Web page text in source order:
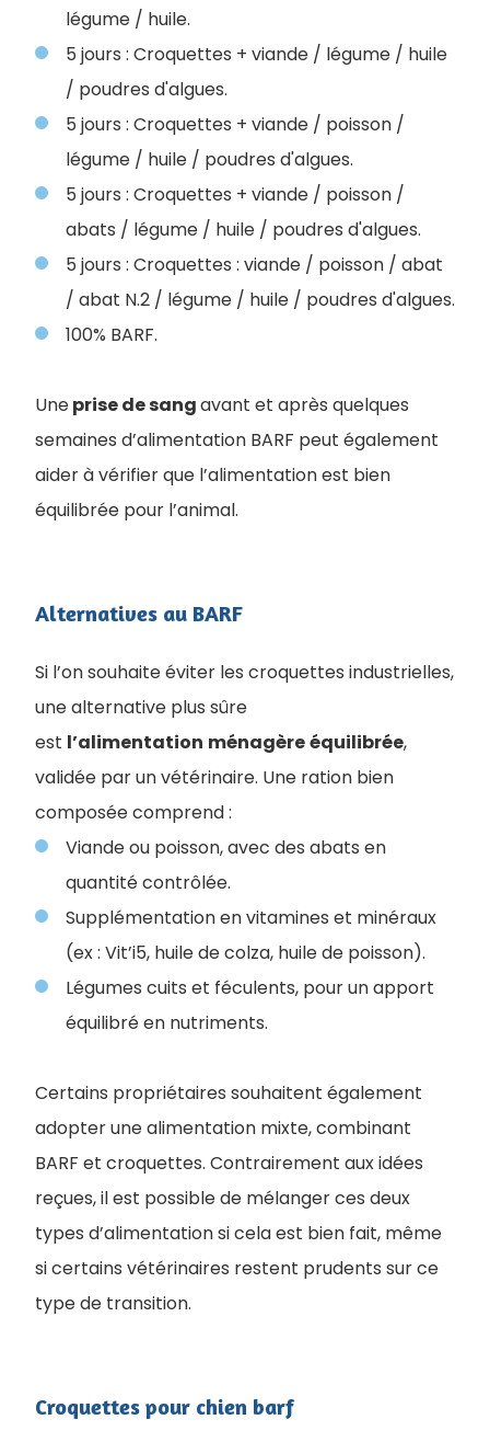
légume / huile.
5 jours : Croquettes + viande / légume / huile
/ poudres d'algues.
5 jours : Croquettes + viande / poisson /
légume / huile / poudres d'algues.
5 jours : Croquettes + viande / poisson /
abats / légume / huile / poudres d'algues.
5 jours : Croquettes : viande / poisson / abat
/ abat N.2 / légume / huile / poudres d'algues.
100% BARF.
Uneprise de sangavant et après quelques
semaines d’alimentation BARF peut également
aider à vérifier que l’alimentation est bien
équilibrée pour l’animal.
Alternatives au BARF
Si l’on souhaite éviter les croquettes industrielles,
une alternative plus sûre
est l’alimentation ménagèreéquilibrée,
validée par un vétérinaire. Une ration bien
composée comprend :
Viande ou poisson, avec des abats en
quantité contrôlée.
Supplémentation en vitamines et minéraux
(ex : Vit’i5, huile de colza, huile de poisson).
Légumes cuits et féculents, pour un apport
équilibré en nutriments.
Certains propriétaires souhaitent également
adopter une alimentation mixte, combinant
BARF et croquettes. Contrairement aux idées
reçues, il est possible de mélanger ces deux
types d’alimentation si cela est bien fait, même
si certains vétérinaires restent prudents sur ce
type de transition.
Croquettes pour chien barf